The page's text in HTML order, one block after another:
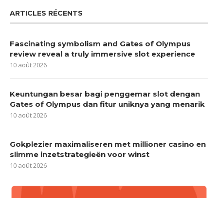
ARTICLES RÉCENTS
Fascinating symbolism and Gates of Olympus
review reveal a truly immersive slot experience
10 août 2026
Keuntungan besar bagi penggemar slot dengan
Gates of Olympus dan fitur uniknya yang menarik
10 août 2026
Gokplezier maximaliseren met millioner casino en
slimme inzetstrategieën voor winst
10 août 2026